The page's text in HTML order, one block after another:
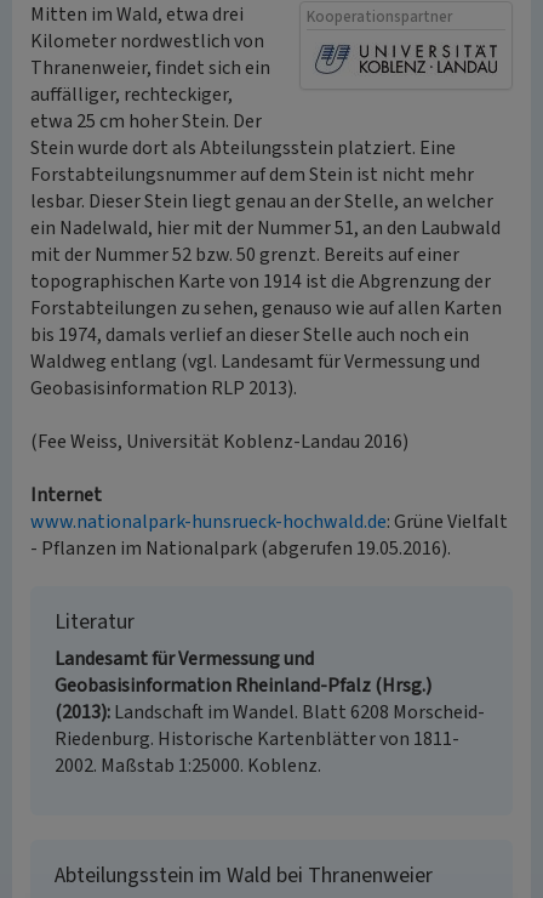
Kooperationspartner
Mitten im Wald, etwa drei
Kilometer nordwestlich von
Thranenweier, findet sich ein
auffälliger, rechteckiger,
etwa 25 cm hoher Stein. Der
Stein wurde dort als Abteilungsstein platziert. Eine
Forstabteilungsnummer auf dem Stein ist nicht mehr
lesbar. Dieser Stein liegt genau an der Stelle, an welcher
ein Nadelwald, hier mit der Nummer 51, an den Laubwald
mit der Nummer 52 bzw. 50 grenzt. Bereits auf einer
topographischen Karte von 1914 ist die Abgrenzung der
Forstabteilungen zu sehen, genauso wie auf allen Karten
bis 1974, damals verlief an dieser Stelle auch noch ein
Waldweg entlang (vgl. Landesamt für Vermessung und
Geobasisinformation RLP 2013).
(Fee Weiss, Universität Koblenz-Landau 2016)
Internet
www.nationalpark-hunsrueck-hochwald.de: Grüne Vielfalt
- Pflanzen im Nationalpark (abgerufen 19.05.2016).
Literatur
Landesamt für Vermessung und
Geobasisinformation Rheinland-Pfalz (Hrsg.)
(2013) Landschaft im Wandel. Blatt 6208 Morscheid-
Riedenburg. Historische Kartenblätter von 1811-
2002. Maßstab 1:25000. Koblenz.
Abteilungsstein im Wald bei Thranenweier